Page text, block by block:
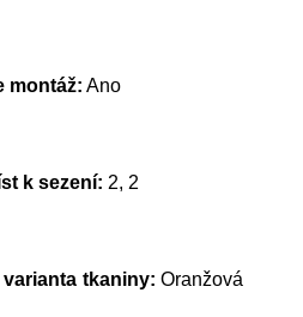
montáž: Ano
k sezení: 2, 2
varianta tkaniny: Oranžová